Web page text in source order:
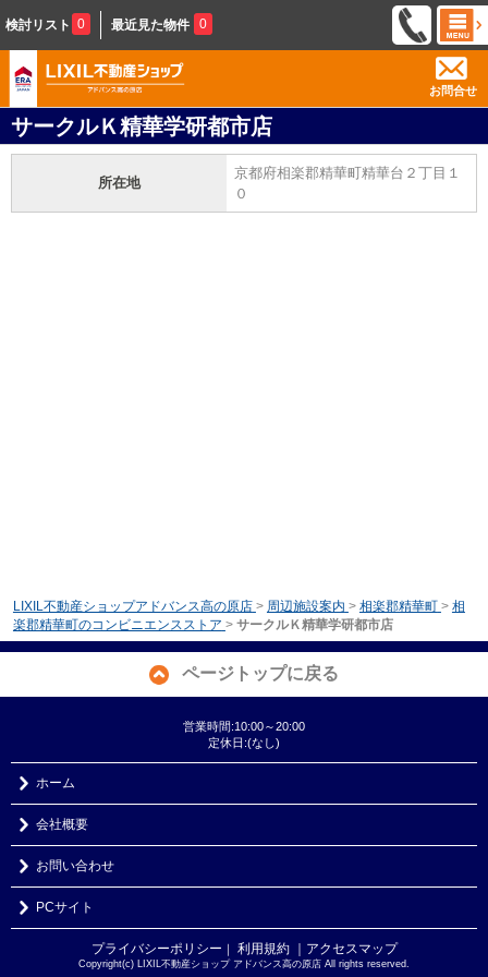
検討リスト 0 最近見た物件 0
お問合せ
サークルＫ精華学研都市店
所在地
京都府相楽郡精華町精華台２丁目１
０
LIXIL不動産ショップアドバンス高の原店 > 周辺施設案内 > 相楽郡精華町 > 相
楽郡精華町のコンビニエンスストア > サークルＫ精華学研都市店
ページトップに戻る
営業時間:10:00～20:00
定休日:(なし)
ホーム
会社概要
お問い合わせ
PCサイト
プライバシーポリシー ｜ 利用規約 ｜アクセスマップ
Copyright(c) LIXIL不動産ショップ アドバンス高の原店 All rights reserved.